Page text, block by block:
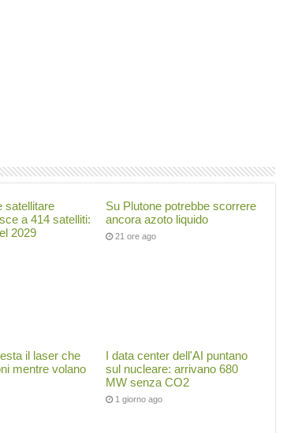
satellitare
a 414 satelliti:
2029
Su Plutone potrebbe scorrere
ancora azoto liquido
21 ore ago
il laser che
mentre volano
I data center dell'AI puntano
sul nucleare: arrivano 680
MW senza CO2
1 giorno ago